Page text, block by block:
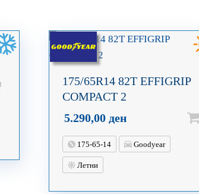
175/65R14 82T EFFIGRIP
COMPACT 2
5.290,00 ден
175-65-14 Goodyear
Летни